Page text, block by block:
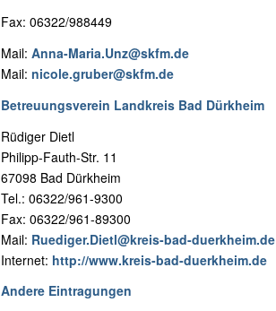
Fax: 06322/988449
Mail: Anna-Maria.Unz@skfm.de
Mail: nicole.gruber@skfm.de
Betreuungsverein Landkreis Bad Dürkheim
Rüdiger Dietl
Philipp-Fauth-Str. 11
67098 Bad Dürkheim
Tel.: 06322/961-9300
Fax: 06322/961-89300
Mail: Ruediger.Dietl@kreis-bad-duerkheim.de
Internet: http://www.kreis-bad-duerkheim.de
Andere Eintragungen